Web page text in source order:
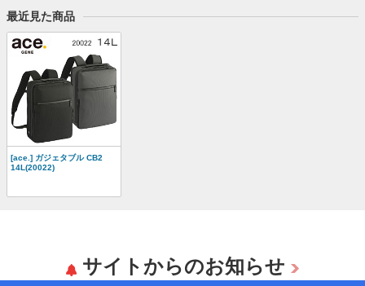
最近見た商品
[ace.] ガジェタブル CB2
14L(20022)
サイトからのお知らせ